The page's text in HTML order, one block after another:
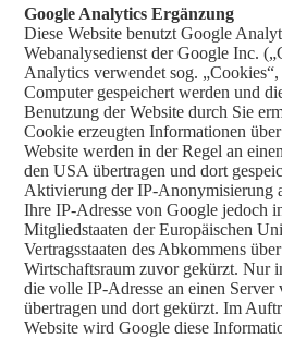
Google Analytics Ergänzung
Diese Website benutzt Google
Webanalysedienst der Google Inc.
Analytics verwendet sog.
Computer gespeichert werden und
Benutzung der Website durch Sie
Cookie erzeugten Informationen
Website werden in der Regel an
den USA übertragen und dort
Aktivierung der IP-Anonymisierung
Ihre IP-Adresse von Google jedoch
Mitgliedstaaten der Europäischen
Vertragsstaaten des Abkommens
Wirtschaftsraum zuvor gekürzt. Nur
die volle IP-Adresse an einen
übertragen und dort gekürzt. Im
Website wird Google diese